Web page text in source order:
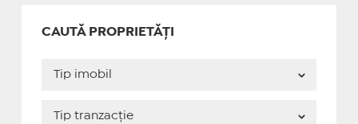
CAUTĂ PROPRIETĂȚI